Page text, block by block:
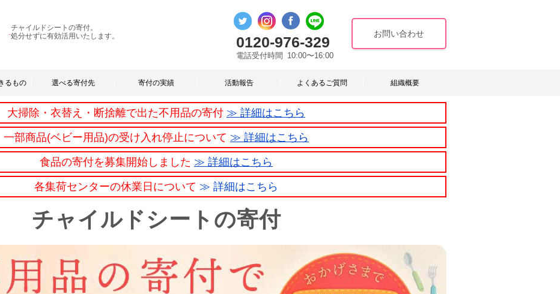
チャイルドシートの寄付。
処分せずに有効活用いたします。
0120-976-329
電話受付時間 10:00〜16:00
お問い合わせ
るもの 選べる寄付先 寄付の実績 活動報告 よくあるご質問 組織概要
大掃除・衣替え・断捨離で出た不用品の寄付 ≫ 詳細はこちら
一部商品(ベビー用品)の受け入れ停止について ≫ 詳細はこちら
食品の寄付を募集開始しました ≫ 詳細はこちら
各集荷センターの休業日について ≫ 詳細はこちら
チャイルドシートの寄付